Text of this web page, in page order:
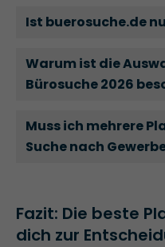
Ist buerosuche.de
Angermann für
Unterschied ist der
beratendem
Warum ist die
Bürosuche 2026
werden:
Meetings, Kultur.
Muss ich mehrere
Suche nach
Marktvergleich).
deinen Suchprozess
Fazit: Die beste
dich zur